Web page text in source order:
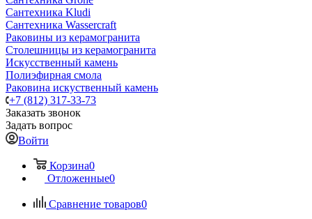
Сантехника Kludi
Сантехника Wassercraft
Раковины из керамогранита
Столешницы из керамогранита
Искусственный камень
Полиэфирная смола
Раковина искуственный камень
+7 (812) 317-33-73
Заказать звонок
Задать вопрос
Войти
Корзина0
Отложенные0
Сравнение товаров0